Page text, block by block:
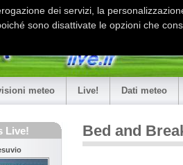
meteo Live! Dati meteo
Live! Bed and
dei servizi, la
sono disattivate le opzioni che